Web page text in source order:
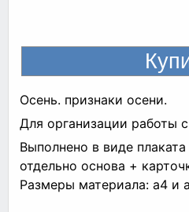
Осень. признаки осени.
Для организации работы
Выполнено в виде
отдельно основа +
Размеры материала: а4 и